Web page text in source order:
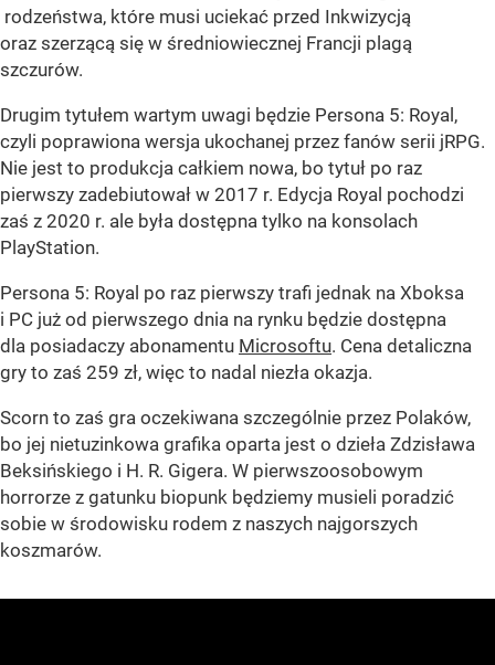
rodzeństwa, które musi uciekać przed Inkwizycją
oraz szerzącą się w średniowiecznej Francji plagą
szczurów.
Drugim tytułem wartym uwagi będzie Persona 5: Royal,
czyli poprawiona wersja ukochanej przez fanów serii jRPG.
Nie jest to produkcja całkiem nowa, bo tytuł po raz
pierwszy zadebiutował w 2017 r. Edycja Royal pochodzi
zaś z 2020 r. ale była dostępna tylko na konsolach
PlayStation.
Persona 5: Royal po raz pierwszy trafi jednak na Xboksa
i PC już od pierwszego dnia na rynku będzie dostępna
dla posiadaczy abonamentu Microsoftu. Cena detaliczna
gry to zaś 259 zł, więc to nadal niezła okazja.
Scorn to zaś gra oczekiwana szczególnie przez Polaków,
bo jej nietuzinkowa grafika oparta jest o dzieła Zdzisława
Beksińskiego i H. R. Gigera. W pierwszoosobowym
horrorze z gatunku biopunk będziemy musieli poradzić
sobie w środowisku rodem z naszych najgorszych
koszmarów.